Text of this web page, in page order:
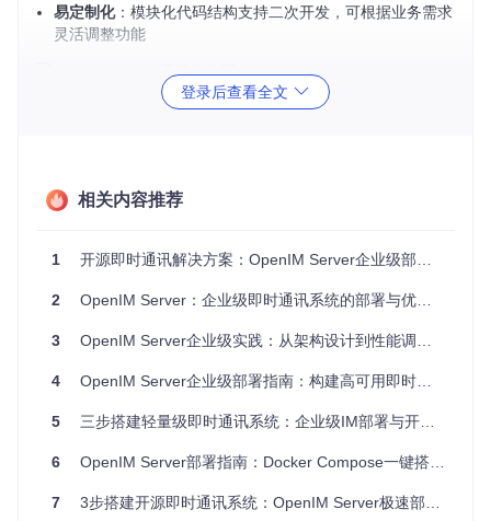
易定制化：模块化代码结构支持二次开发，可根据业务需求
灵活调整功能
图：OpenIM Server架构图展示了从客户端到服务端的完整消
息流转过程，包含消息网关、传输服务和存储层的协同工作机
ush处理推送服务， cmd/
操作系统：Linux/macOS/Windows（推荐Linux服务器环
硬件配置：4GB RAM（生产环境建议8GB+），20GB可用
依赖组件：Docker、Docker Compose（自动部署脚本会处
网络环境准备
90（监控）
登录后查看全文
相关内容推荐
1 开源即时通讯解决方案：OpenIM Server企业级部署与应用指南
2 OpenIM Server：企业级即时通讯系统的部署与优化指南
3 OpenIM Server企业级实践：从架构设计到性能调优的全链路指南
4 OpenIM Server企业级部署指南：构建高可用即时通讯系统的技术实践
5 三步搭建轻量级即时通讯系统：企业级IM部署与开源通讯系统实践指南
6 OpenIM Server部署指南：Docker Compose一键搭建企业级IM服务
7 3步搭建开源即时通讯系统：OpenIM Server极速部署指南